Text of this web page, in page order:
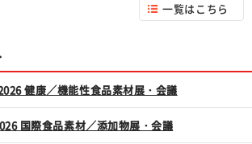
一覧はこちら
健康／機能性食品素材展・会議
国際食品素材／添加物展・会議